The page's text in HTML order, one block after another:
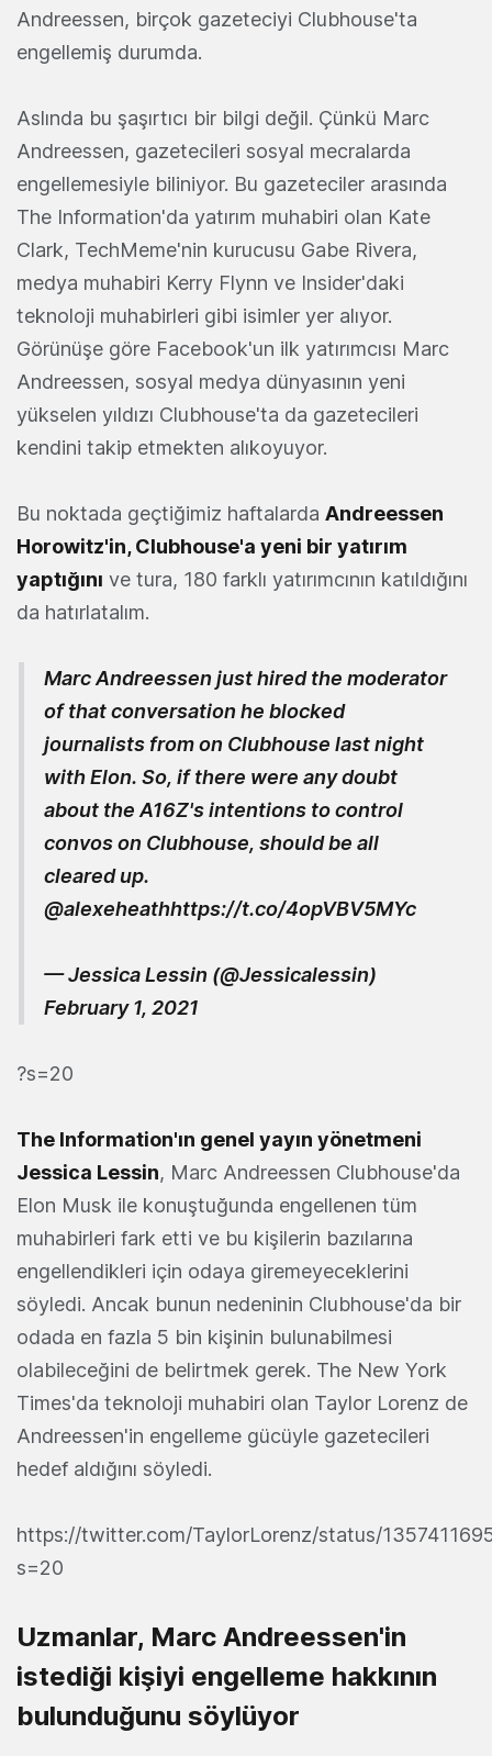
Andreessen, birçok gazeteciyi Clubhouse'ta
engellemiş durumda.
Aslında bu şaşırtıcı bir bilgi değil. Çünkü Marc
Andreessen, gazetecileri sosyal mecralarda
engellemesiyle biliniyor. Bu gazeteciler arasında
The Information'da yatırım muhabiri olan Kate
Clark, TechMeme'nin kurucusu Gabe Rivera,
medya muhabiri Kerry Flynn ve Insider'daki
teknoloji muhabirleri gibi isimler yer alıyor.
Görünüşe göre Facebook'un ilk yatırımcısı Marc
Andreessen, sosyal medya dünyasının yeni
yükselen yıldızı Clubhouse'ta da gazetecileri
kendini takip etmekten alıkoyuyor.
Bu noktada geçtiğimiz haftalarda Andreessen
Horowitz'in, Clubhouse'a yeni bir yatırım
yaptığını ve tura, 180 farklı yatırımcının katıldığını
da hatırlatalım.
Marc Andreessen just hired the moderator
of that conversation he blocked
journalists from on Clubhouse last night
with Elon. So, if there were any doubt
about the A16Z's intentions to control
convos on Clubhouse, should be all
cleared up.
@alexeheathhttps://t.co/4opVBV5MYc
— Jessica Lessin (@Jessicalessin)
February 1, 2021
?s=20
The Information'ın genel yayın yönetmeni
Jessica Lessin, Marc Andreessen Clubhouse'da
Elon Musk ile konuştuğunda engellenen tüm
muhabirleri fark etti ve bu kişilerin bazılarına
engellendikleri için odaya giremeyeceklerini
söyledi. Ancak bunun nedeninin Clubhouse'da bir
odada en fazla 5 bin kişinin bulunabilmesi
olabileceğini de belirtmek gerek. The New York
Times'da teknoloji muhabiri olan Taylor Lorenz de
Andreessen'in engelleme gücüyle gazetecileri
hedef aldığını söyledi.
https://twitter.com/TaylorLorenz/status/
s=20
Uzmanlar, Marc Andreessen'in
istediği kişiyi engelleme hakkının
bulunduğunu söylüyor